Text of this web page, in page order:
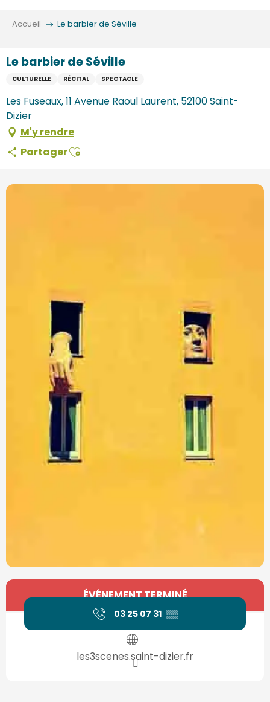
Accueil Le barbier de Séville
Le barbier de Séville
CULTURELLE RÉCITAL SPECTACLE
Les Fuseaux, 11 Avenue Raoul Laurent, 52100 Saint-
Dizier
M'y rendre
PartagerAjouter aux favoris
Ouverture et coordonnées
ÉVÉNEMENT TERMINÉ
03 25 07 31 ▒▒
les3scenes.saint-dizier.fr